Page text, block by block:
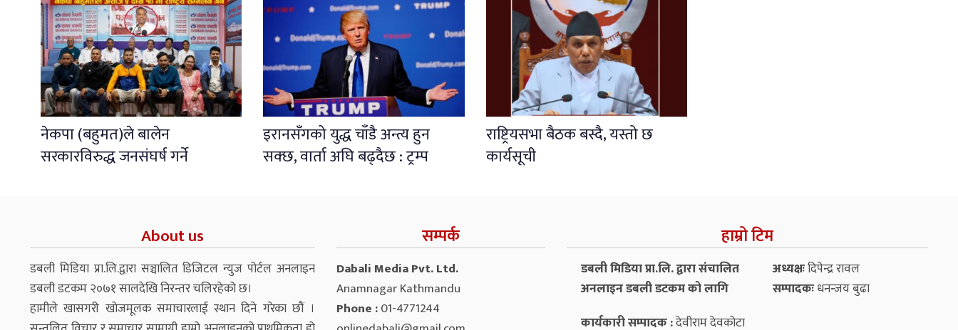
नेकपा (बहुमत)ले बालेन
सरकारविरुद्ध जनसंघर्ष गर्ने
इरानसँगको युद्ध चाँडै अन्त्य हुन
सक्छ, वार्ता अघि बढ्दैछ : ट्रम्प
राष्ट्रियसभा बैठक बस्दै, यस्तो छ
कार्यसूची
About us
डबली मिडिया प्रा.लि.द्वारा सञ्चालित डिजिटल न्युज पोर्टल अनलाइन
डबली डटकम २०७१ सालदेखि निरन्तर चलिरहेको छ।
हामीले खासगरी खोजमूलक समाचारलाई स्थान दिने गरेका छौं ।
सम्पर्क
Dabali Media Pvt. Ltd.
Anamnagar Kathmandu
Phone :01-4771244
हाम्रो टिम
डबली मिडिया प्रा.लि. द्वारा संचालित
अनलाइन डबली डटकम को लागि
अध्यक्षःदिपेन्द्र रावल
सम्पादकःधनन्‍जय बुढा
कार्यकारी सम्पादक :देवीराम देवकोटा